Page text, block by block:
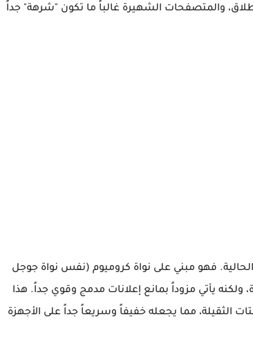
والمتصفحات الشهيرة غالباً ما تكون "شرهة" جداً
فهو مبني على نواة كروميوم (نفس نواة جوجل
ولكنه يأتي مزوداً بمانع إعلانات مدمج وقوي جداً. هذا
الثقيلة، مما يجعله خفيفاً وسريعاً جداً على الأجهزة